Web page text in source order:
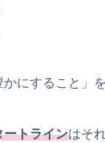
かにすること」
ートラインはそ